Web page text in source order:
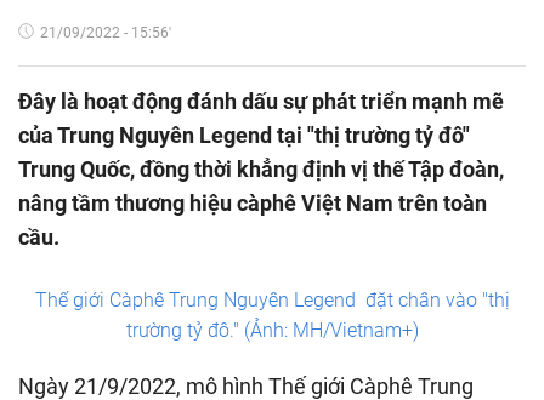
21/09/2022 - 15:56'
Đây là hoạt động đánh dấu sự phát triển mạnh mẽ
của Trung Nguyên Legend tại "thị trường tỷ đô"
Trung Quốc, đồng thời khẳng định vị thế Tập đoàn,
nâng tầm thương hiệu càphê Việt Nam trên toàn
cầu.
Thế giới Càphê Trung Nguyên Legend đặt chân vào "thị
trường tỷ đô." (Ảnh: MH/Vietnam+)
Ngày 21/9/2022, mô hình Thế giới Càphê Trung